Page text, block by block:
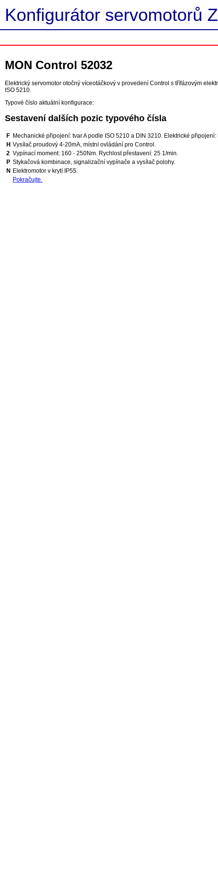
Konfigurátor servomotorů
MON Control 52032
Elektrický servomotor otočný víceotáčkový v provedení Control s třífázovým
ISO 5210.
Typové číslo aktuální konfigurace:
Sestavení dalších pozic typového čísla
F Mechanické připojení: tvar A podle ISO 5210 a DIN 3210. Elektrické připojení:
H Vysílač proudový 4-20mA, místní ovládání pro Control.
2 Vypínací moment: 160 - 250Nm. Rychlost přestavení: 25 1/min.
P Stykačová kombinace, signalizační vypínače a vysílač polohy.
N Elektromotor v krytí IP55.
Pokračujte.